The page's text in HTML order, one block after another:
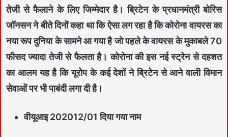
तेजी से फैलाने के लिए जिम्मेदार है। ब्रिटेन के प्रधानमंत्री बोरिस
जॉनसन ने बीते दिनों कहा था कि ऐसा लग रहा है कि कोरोना वायरस का
नया रूप दुनिया के सामने आ गया है जो पहले के वायरस के मुकाबले 70
फीसद ज्‍यादा तेजी से फैलता है। कोरोना की इस नई स्‍ट्रेन से दहशत
का आलम यह है कि यूरोप के कई देशों ने ब्रिटेन से आने वाली विमान
सेवाओं पर भी पाबंदी लगा दी है।
वीयूआइ 202012/01 दिया गया नाम